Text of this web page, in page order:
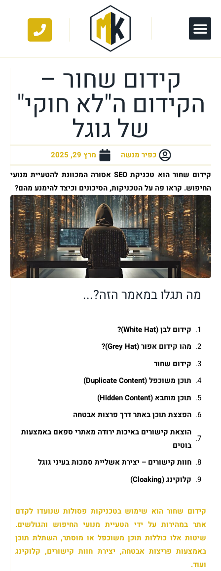
קידום שחור –
הקידום ה"לא חוקי"
של גוגל
כפיר מנשה
מרץ 29, 2025
קידום שחור הוא טכניקת SEO אסורה המכוונת להטעיית מנועי
החיפוש. קראו פה על הטכניקות, הסיכונים וכיצד להימנע מהם?
מה תגלו במאמר הזה?...
קידום לבן (White Hat)?
מהו קידום אפור (Grey Hat)?
קידום שחור
תוכן משוכפל (Duplicate Content)
תוכן מוחבא (Hidden Content)
הפצצת תוכן באתר דרך פרצות אבטחה
הוצאת קישורים באיכות ירודה מאתרי ספאם באמצעות
בוטים
חוות קישורים – יצירת אשליית סמכות בעיני גוגל
קלוקינג (Cloaking)
קידום שחור הוא שימוש בטכניקות פסולות שנועדו לקדם
אתר במהירות על ידי הטעיית מנועי החיפוש והגולשים.
שיטות אלו כוללות תוכן משוכפל או מוסתר, השתלת תוכן
באמצעות פריצות אבטחה, יצירת חוות קישורים, קלוקינג
ועוד.